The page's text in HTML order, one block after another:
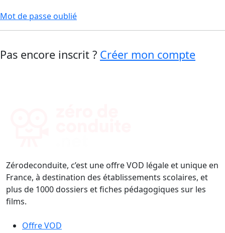
Mot de passe oublié
Pas encore inscrit ? Créer mon compte
Zérodeconduite, c’est une offre VOD légale et unique en
France, à destination des établissements scolaires, et
plus de 1000 dossiers et fiches pédagogiques sur les
films.
Offre VOD